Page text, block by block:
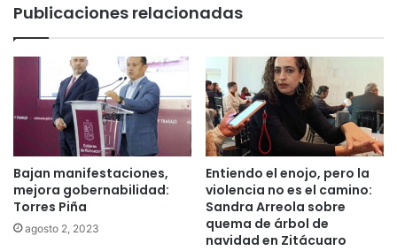
Publicaciones relacionadas
Bajan manifestaciones,
mejora gobernabilidad:
Torres Piña
agosto 2, 2023
Entiendo el enojo, pero la
violencia no es el camino:
Sandra Arreola sobre
quema de árbol de
navidad en Zitácuaro